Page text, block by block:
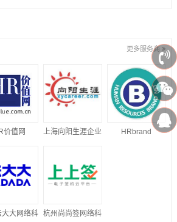
更多服务商
价值网 上海向阳生涯企业 HRbrand
大大网络科 杭州尚尚签网络科